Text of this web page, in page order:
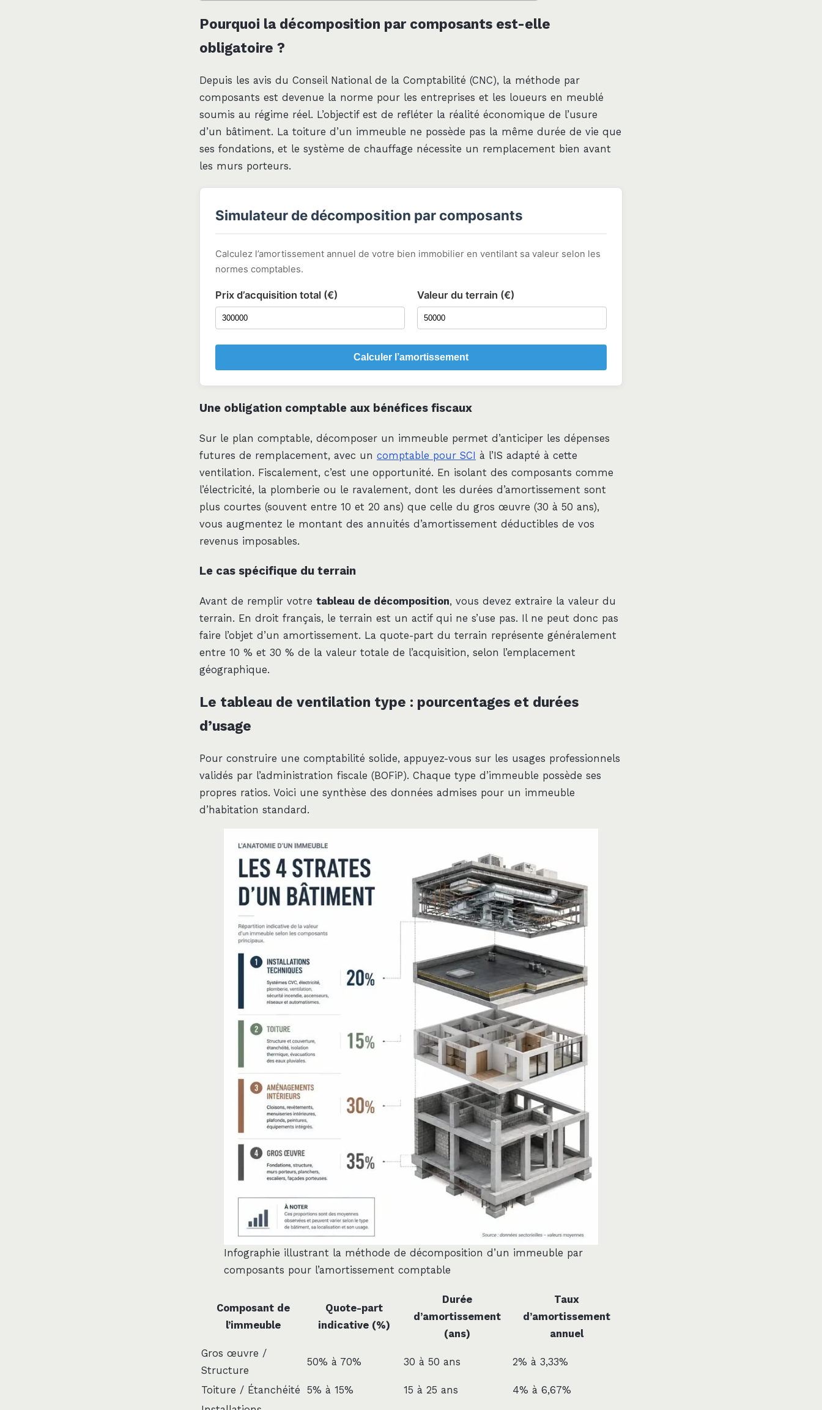
Pourquoi la décomposition par composants est-elle
obligatoire ?
Depuis les avis du Conseil National de la Comptabilité (CNC), la méthode par
composants est devenue la norme pour les entreprises et les loueurs en meublé
soumis au régime réel. L’objectif est de refléter la réalité économique de l’usure
d’un bâtiment. La toiture d’un immeuble ne possède pas la même durée de vie que
ses fondations, et le système de chauffage nécessite un remplacement bien avant
les murs porteurs.
Simulateur de décomposition par composants
Calculez l’amortissement annuel de votre bien immobilier en ventilant sa valeur selon les
normes comptables.
Prix d’acquisition total (€) Valeur du terrain (€)
Calculer l’amortissement
Une obligation comptable aux bénéfices fiscaux
Sur le plan comptable, décomposer un immeuble permet d’anticiper les dépenses
futures de remplacement, avec un comptable pour SCI à l’IS adapté à cette
ventilation. Fiscalement, c’est une opportunité. En isolant des composants comme
l’électricité, la plomberie ou le ravalement, dont les durées d’amortissement sont
plus courtes (souvent entre 10 et 20 ans) que celle du gros œuvre (30 à 50 ans),
vous augmentez le montant des annuités d’amortissement déductibles de vos
revenus imposables.
Le cas spécifique du terrain
Avant de remplir votre tableau de décomposition, vous devez extraire la valeur du
terrain. En droit français, le terrain est un actif qui ne s’use pas. Il ne peut donc pas
faire l’objet d’un amortissement. La quote-part du terrain représente généralement
entre 10 % et 30 % de la valeur totale de l’acquisition, selon l’emplacement
géographique.
Le tableau de ventilation type : pourcentages et durées
d’usage
Pour construire une comptabilité solide, appuyez-vous sur les usages professionnels
validés par l’administration fiscale (BOFiP). Chaque type d’immeuble possède ses
propres ratios. Voici une synthèse des données admises pour un immeuble
d’habitation standard.
Infographie illustrant la méthode de décomposition d’un immeuble par
composants pour l’amortissement comptable
Composant de
l’immeuble
Quote-part
indicative (%)
Durée
d’amortissement
(ans)
Taux
d’amortissement
annuel
Gros œuvre /
Structure
50% à 70% 30 à 50 ans 2% à 3,33%
Toiture / Étanchéité 5% à 15% 15 à 25 ans
4% à 6,67%